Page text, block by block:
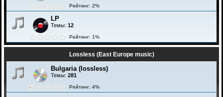
Рейтинг: 2%
LP
Темы: 12
Рейтинг: 1%
Lossless (East Europe music)
Bulgaria (lossless)
Темы: 281
Рейтинг: 4%